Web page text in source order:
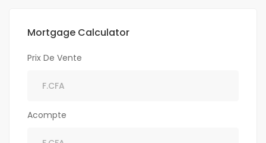
Mortgage Calculator
Prix De Vente
Acompte